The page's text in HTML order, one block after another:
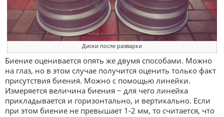
Диски после разварки
Биение оценивается опять же двумя способами. Можно
на глаз, но в этом случае получится оценить только факт
присутствия биения. Можно с помощью линейки.
Измеряется величина биения − для чего линейка
прикладывается и горизонтально, и вертикально. Если
при этом биение не превышает 1-2 мм, то считается, что